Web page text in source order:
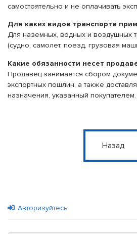
самостоятельно и не оплачивать
Для каких видов транспорта
Для наземных, водных и воздушных
(судно, самолет, поезд, грузовая
Какие обязанности несет
Продавец занимается сбором
экспортных пошлин, а также
назначения, указанный покупателем.
Назад
Авторизуйтесь